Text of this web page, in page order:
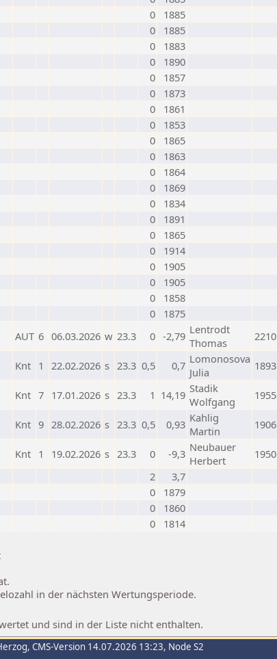
0
1885
0
1885
0
1883
0
1890
0
1857
0
1873
0
1861
0
1853
0
1865
0
1863
0
1864
0
1869
0
1834
0
1891
0
1865
0
1914
0
1905
0
1905
0
1858
0
1875
AUT 6 06.03.2026 w 23.3 0 -2,79 Lentrodt
Thomas
2210
Knt 1 22.02.2026 s 23.3 0,5 0,7 Lomonosova
Julia
1893
Knt 7 17.01.2026 s 23.3 1 14,19 Stadik
Wolfgang
1955
Knt 9 28.02.2026 s 23.3 0,5 0,93 Kahlig
Martin
1906
Knt 1 19.02.2026 s 23.3 0 -9,3 Neubauer
Herbert
1950
2
3,7
0
1879
0
1860
0
1814
in der nächsten Wertungsperiode.
und sind in der Liste nicht enthalten.
, CMS-Version 14.07.2026 13:23, Node S2